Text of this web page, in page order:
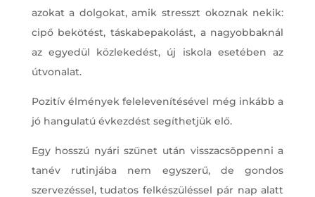
azokat a dolgokat, amik stresszt okoznak nekik:
cipő bekötést, táskabepakolást, a nagyobbaknál
az egyedül közlekedést, új iskola esetében az
útvonalat.
Pozitív élmények felelevenítésével még inkább a
jó hangulatú évkezdést segíthetjük elő.
Egy hosszú nyári szünet után visszacsöppenni a
tanév rutinjába nem egyszerű, de gondos
szervezéssel, tudatos felkészüléssel pár nap alatt